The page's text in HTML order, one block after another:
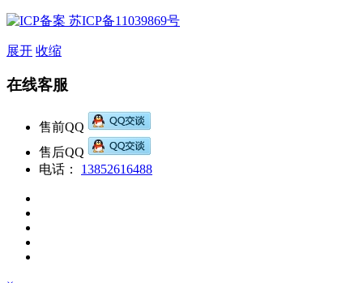
苏ICP备11039869号
展开 收缩
在线客服
售前QQ
售后QQ
电话：
13852616488